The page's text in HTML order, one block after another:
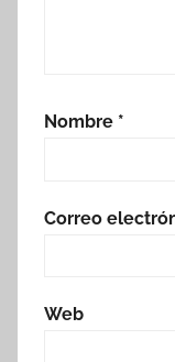
Nombre *
Correo
Web